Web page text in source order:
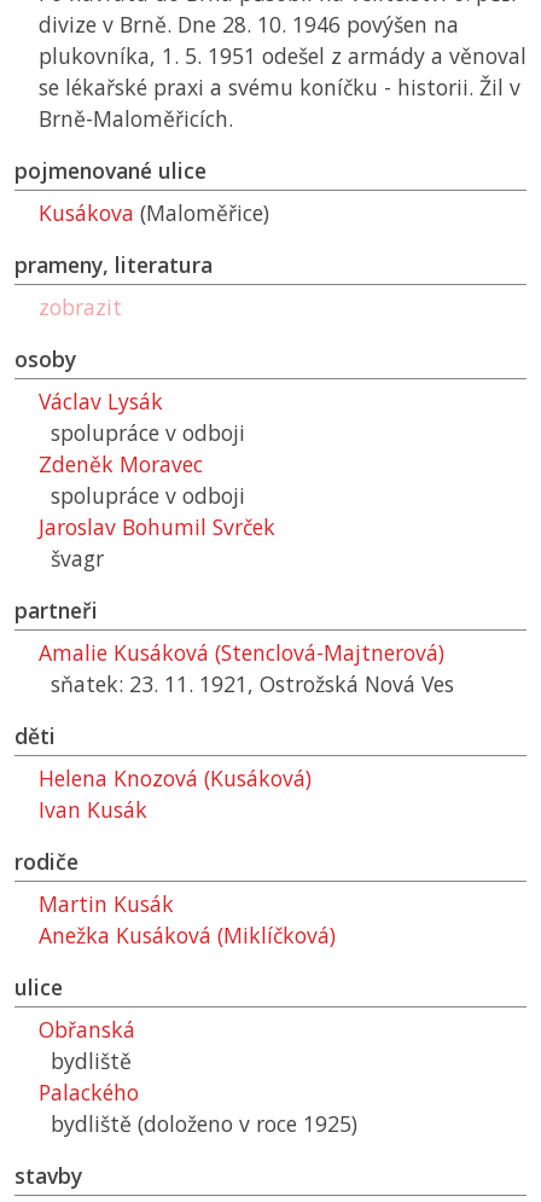
divize v Brně. Dne 28. 10. 1946 povýšen na
plukovníka, 1. 5. 1951 odešel z armády a věnoval
se lékařské praxi a svému koníčku - historii. Žil v
Brně-Maloměřicích.
pojmenované ulice
Kusákova (Maloměřice)
prameny, literatura
zobrazit
osoby
Václav Lysák
spolupráce v odboji
Zdeněk Moravec
spolupráce v odboji
Jaroslav Bohumil Svrček
švagr
partneři
Amalie Kusáková (Stenclová-Majtnerová)
sňatek: 23. 11. 1921, Ostrožská Nová Ves
děti
Helena Knozová (Kusáková)
Ivan Kusák
rodiče
Martin Kusák
Anežka Kusáková (Miklíčková)
ulice
Obřanská
bydliště
Palackého
bydliště (doloženo v roce 1925)
stavby